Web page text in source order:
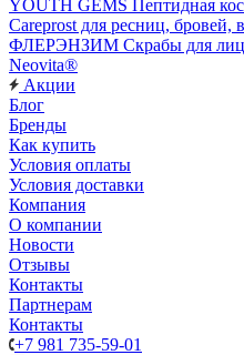
YOUTH GEMS Пептидная
Careprost для ресниц, бровей,
ФЛЕРЭНЗИМ Скрабы для
Neovita®
Акции
Блог
Бренды
Как купить
Условия оплаты
Условия доставки
Компания
О компании
Новости
Отзывы
Контакты
Партнерам
Контакты
+7 981 735-59-01